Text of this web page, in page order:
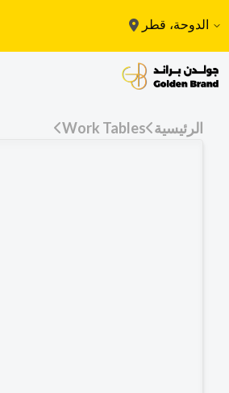
الدوحة، قطر
الرئيسية Work Tables